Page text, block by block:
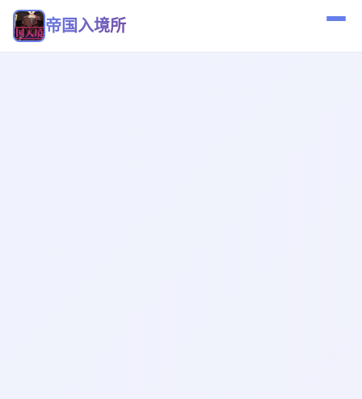
帝国入境所